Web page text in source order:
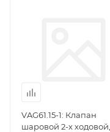
VAG61.15-1: Клапан
шаровой 2-х ходовой,